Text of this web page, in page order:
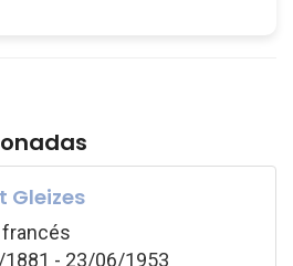
Gleizes
- 23/06/1953